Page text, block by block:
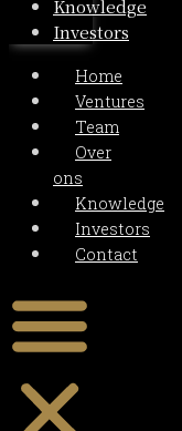
Knowledge
Investors
Home
Ventures
Team
Over
ons
Knowledge
Investors
Contact